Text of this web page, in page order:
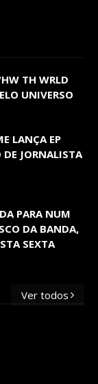
TH WRLD
UNIVERSO
LANÇA EP
DE JORNALISTA
PARA NUM
DA BANDA,
SEXTA
Ver todos